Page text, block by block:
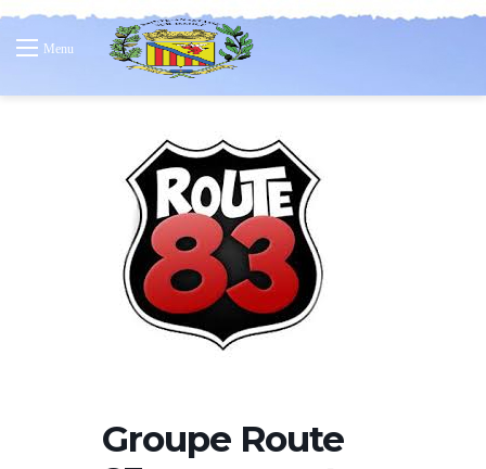
Menu
Groupe Route